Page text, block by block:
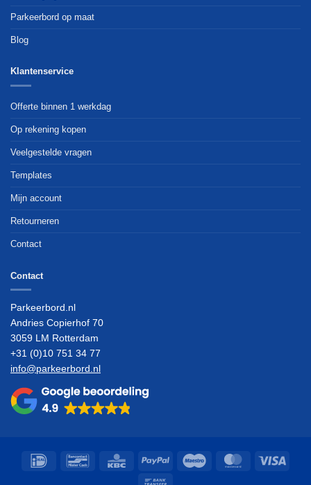
Parkeerbord op maat
Blog
Klantenservice
Offerte binnen 1 werkdag
Op rekening kopen
Veelgestelde vragen
Templates
Mijn account
Retourneren
Contact
Contact
Parkeerbord.nl
Andries Copierhof 70
3059 LM Rotterdam
+31 (0)10 751 34 77
info@parkeerbord.nl
IDeal Bancontact KBC PayPal Maestro MasterCard